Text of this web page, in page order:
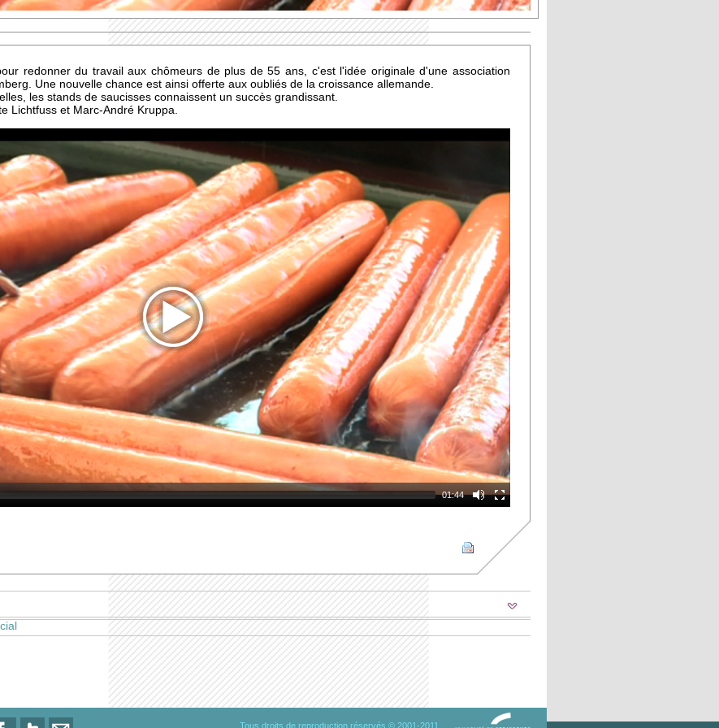
redonner du travail aux chômeurs de plus de 55 ans, c'est l'idée originale d'une association
Une nouvelle chance est ainsi offerte aux oubliés de la croissance allemande.
les stands de saucisses connaissent un succès grandissant.
Lichtfuss et Marc-André Kruppa.
01:44
Tous droits de reproduction réservés © 2001-2011